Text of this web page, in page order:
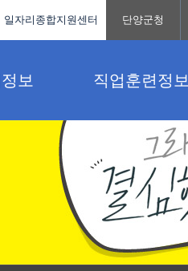
보 직업훈련정보
일자리종합지원센터 단양군청